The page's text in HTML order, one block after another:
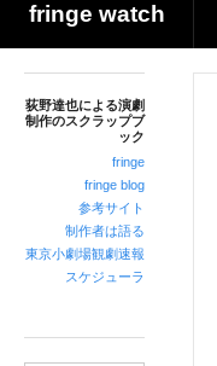
fringe watch
荻野達也による演劇
制作のスクラップブ
ック
fringe
fringe blog
参考サイト
制作者は語る
東京小劇場観劇速報
スケジューラ